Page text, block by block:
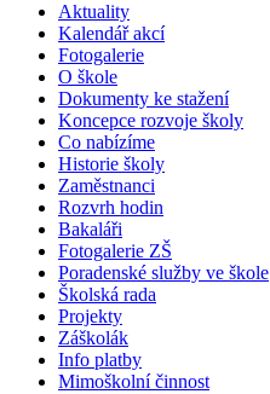
Aktuality
Kalendář akcí
Fotogalerie
O škole
Dokumenty ke stažení
Koncepce rozvoje školy
Co nabízíme
Historie školy
Zaměstnanci
Rozvrh hodin
Bakaláři
Fotogalerie ZŠ
Poradenské služby ve škole
Školská rada
Projekty
Záškolák
Info platby
Mimoškolní činnost